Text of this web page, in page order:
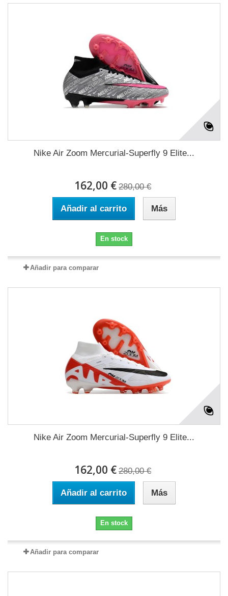
Nike Air Zoom Mercurial-Superfly 9 Elite...
162,00 € 280,00 €
Añadir al carrito Más
En stock
Añadir para comparar
Nike Air Zoom Mercurial-Superfly 9 Elite...
162,00 € 280,00 €
Añadir al carrito Más
En stock
Añadir para comparar